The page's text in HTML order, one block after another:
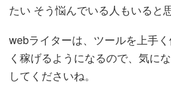
たい そう悩んでいる人もいると
webライターは、ツールを上手
く稼げるようになるので、気に
してくださいね。